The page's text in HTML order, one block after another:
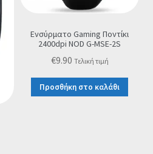
Ενσύρματο Gaming Ποντίκι
2400dpi NOD G-MSE-2S
€9.90 Τελική τιμή
Προσθήκη στο καλάθι